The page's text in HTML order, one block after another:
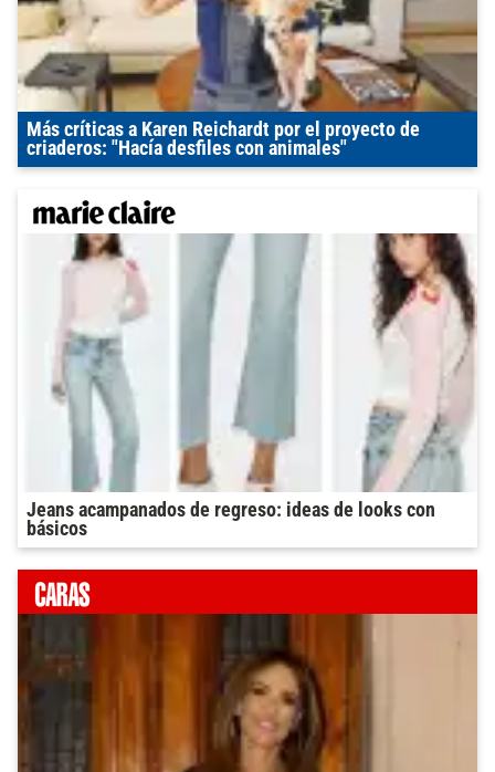
Más críticas a Karen Reichardt por el proyecto de
criaderos: "Hacía desfiles con animales"
Jeans acampanados de regreso: ideas de looks con
básicos